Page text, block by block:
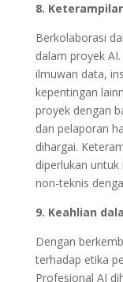
8.
Berkolaborasi
dalam proyek
ilmuwan data,
kepentingan
proyek dengan
dan pelaporan
dihargai.
diperlukan
non-teknis
9. Keahlian
Dengan
terhadap etika
Profesional AI